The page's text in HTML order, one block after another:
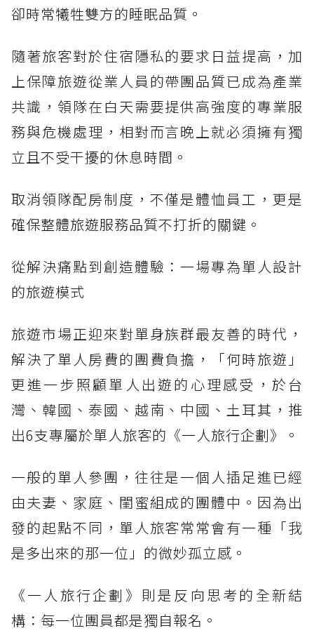
卻時常犧牲雙方的睡眠品質。
隨著旅客對於住宿隱私的要求日益提高，加
上保障旅遊從業人員的帶團品質已成為產業
共識，領隊在白天需要提供高強度的專業服
務與危機處理，相對而言晚上就必須擁有獨
立且不受干擾的休息時間。
取消領隊配房制度，不僅是體恤員工，更是
確保整體旅遊服務品質不打折的關鍵。
從解決痛點到創造體驗：一場專為單人設計
的旅遊模式
旅遊市場正迎來對單身族群最友善的時代，
解決了單人房費的團費負擔，「何時旅遊」
更進一步照顧單人出遊的心理感受，於台
灣、韓國、泰國、越南、中國、土耳其，推
出6支專屬於單人旅客的《一人旅行企劃》。
一般的單人參團，往往是一個人插足進已經
由夫妻、家庭、閨蜜組成的團體中。因為出
發的起點不同，單人旅客常常會有一種「我
是多出來的那一位」的微妙孤立感。
《一人旅行企劃》則是反向思考的全新結
構：每一位團員都是獨自報名。